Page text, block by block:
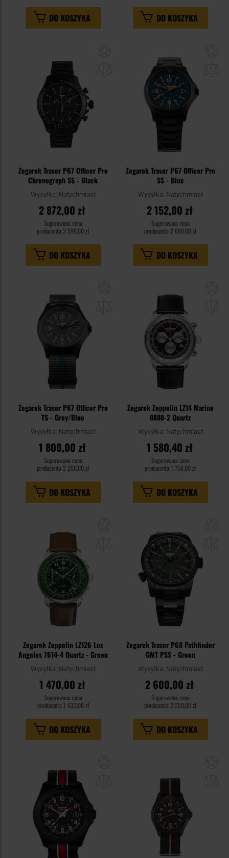
DO KOSZYKA DO KOSZYKA
Zegarek Traser P67 Officer Pro
Chronograph SS - Black
Wysyłka: Natychmiast
2 872,00 zł
Sugerowana cena
producenta 3 590,00 zł
DO KOSZYKA
Zegarek Traser P67 Officer Pro
SS - Blue
Wysyłka: Natychmiast
2 152,00 zł
Sugerowana cena
producenta 2 690,00 zł
DO KOSZYKA
Zegarek Traser P67 Officer Pro
TS - Grey/Blue
Wysyłka: Natychmiast
1 800,00 zł
Sugerowana cena
producenta 2 250,00 zł
DO KOSZYKA
Zegarek Zeppelin LZ14 Marine
8888-2 Quartz
Wysyłka: Natychmiast
1 580,40 zł
Sugerowana cena
producenta 1 756,00 zł
DO KOSZYKA
schowka
Zegarek Zeppelin LZ126 Los
Angeles 7614-4 Quartz - Green
Wysyłka: Natychmiast
1 470,00 zł
Sugerowana cena
producenta 1 633,00 zł
DO KOSZYKA
Zegarek Traser P68 Pathfinder
GMT PSS - Green
Wysyłka: Natychmiast
2 600,00 zł
Sugerowana cena
producenta 3 250,00 zł
DO KOSZYKA